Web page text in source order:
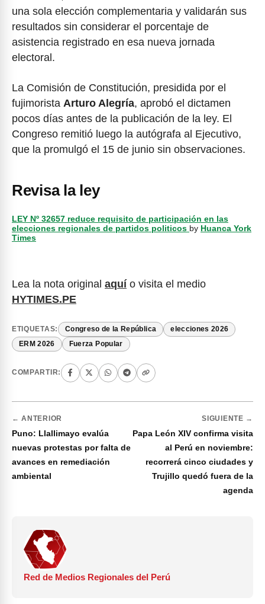
una sola elección complementaria y validarán sus
resultados sin considerar el porcentaje de
asistencia registrado en esa nueva jornada
electoral.
La Comisión de Constitución, presidida por el
fujimorista Arturo Alegría, aprobó el dictamen
pocos días antes de la publicación de la ley. El
Congreso remitió luego la autógrafa al Ejecutivo,
que la promulgó el 15 de junio sin observaciones.
Revisa la ley
LEY Nº 32657 reduce requisito de participación en las
elecciones regionales de partidos politicos by Huanca York
Times
Lea la nota original aquí o visita el medio
HYTIMES.PE
ETIQUETAS: Congreso de la República elecciones 2026
ERM 2026 Fuerza Popular
COMPARTIR:
← ANTERIOR
Puno: Llallimayo evalúa
nuevas protestas por falta de
avances en remediación
ambiental
SIGUIENTE →
Papa León XIV confirma visita
al Perú en noviembre:
recorrerá cinco ciudades y
Trujillo quedó fuera de la
agenda
Red de Medios Regionales del Perú